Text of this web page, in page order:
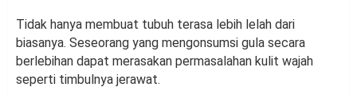
Tidak hanya membuat tubuh terasa lebih lelah dari
biasanya. Seseorang yang mengonsumsi gula secara
berlebihan dapat merasakan permasalahan kulit wajah
seperti timbulnya jerawat.